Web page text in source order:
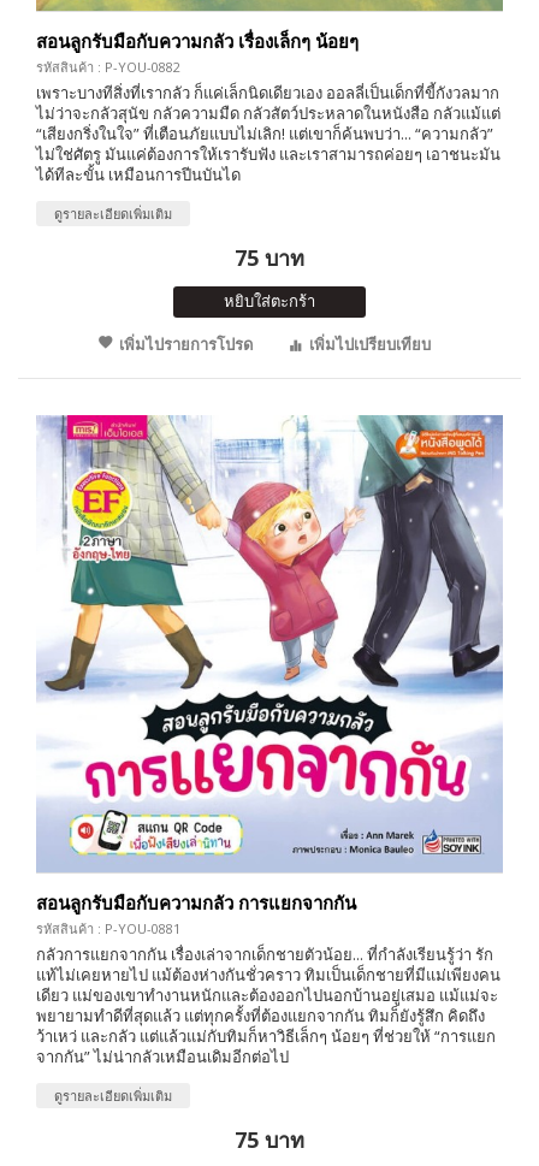
สอนลูกรับมือกับความกลัว เรื่องเล็กๆ น้อยๆ
รหัสสินค้า : P-YOU-0882
เพราะบางทีสิ่งที่เรากลัว ก็แค่เล็กนิดเดียวเอง ออลลี่เป็นเด็กที่ขี้กังวลมาก
ไม่ว่าจะกลัวสุนัข กลัวความมืด กลัวสัตว์ประหลาดในหนังสือ กลัวแม้แต่
“เสียงกริ่งในใจ” ที่เตือนภัยแบบไม่เลิก! แต่เขาก็ค้นพบว่า... “ความกลัว”
ไม่ใช่ศัตรู มันแค่ต้องการให้เรารับฟัง และเราสามารถค่อยๆ เอาชนะมัน
ได้ทีละขั้น เหมือนการปีนบันได
ดูรายละเอียดเพิ่มเติม
75 บาท
หยิบใส่ตะกร้า
เพิ่มไปรายการโปรด
เพิ่มไปเปรียบเทียบ
สอนลูกรับมือกับความกลัว การแยกจากกัน
รหัสสินค้า : P-YOU-0881
กลัวการแยกจากกัน เรื่องเล่าจากเด็กชายตัวน้อย... ที่กำลังเรียนรู้ว่า รัก
แท้ไม่เคยหายไป แม้ต้องห่างกันชั่วคราว ทิมเป็นเด็กชายที่มีแม่เพียงคน
เดียว แม่ของเขาทำงานหนักและต้องออกไปนอกบ้านอยู่เสมอ แม้แม่จะ
พยายามทำดีที่สุดแล้ว แต่ทุกครั้งที่ต้องแยกจากกัน ทิมก็ยังรู้สึก คิดถึง
ว้าเหว่ และกลัว แต่แล้วแม่กับทิมก็หาวิธีเล็กๆ น้อยๆ ที่ช่วยให้ “การแยก
จากกัน” ไม่น่ากลัวเหมือนเดิมอีกต่อไป
ดูรายละเอียดเพิ่มเติม
75 บาท